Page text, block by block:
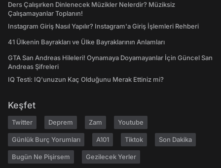
Ders Çalışırken Dinlenecek Müzikler Nelerdir? Müziksiz
Çalışamayanlar Toplanın!
Instagram Giriş Nasıl Yapılır? Instagram'a Giriş İşlemleri Rehberi
41 Ülkenin Bayrakları ve Ülke Bayraklarının Anlamları
GTA San Andreas Hileleri! Oynamaya Doyamayanlar İçin Güncel San
Andreas Şifreleri
IQ Testi: IQ'unuzun Kaç Olduğunu Merak Ettiniz mi?
Keşfet
Twitter Deprem Zam Youtube
Günlük Burç Yorumları A101 Tiktok Son Dakika
Bugün Ne Pişirsem Gezilecek Yerler